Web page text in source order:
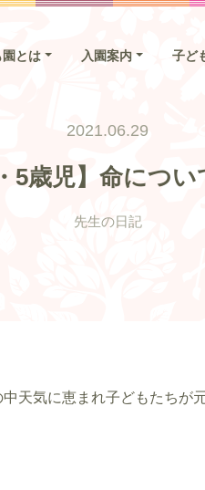
とは 入園案内 子ど
2021.06.29
5歳児】命につ
先生の日記
天気に恵まれ子どもたちが